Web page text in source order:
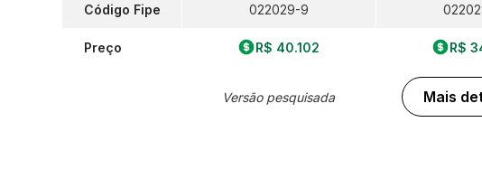
Código Fipe
Preço
022029-9
R$ 40.102
Versão pesquisada
R$
Mais